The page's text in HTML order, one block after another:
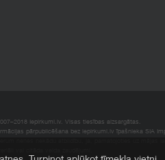
Iepirkumi.lv. Visas tiesības aizsargātas.
pārpublicēšana bez iepirkumi.lv īpašnieka SIA